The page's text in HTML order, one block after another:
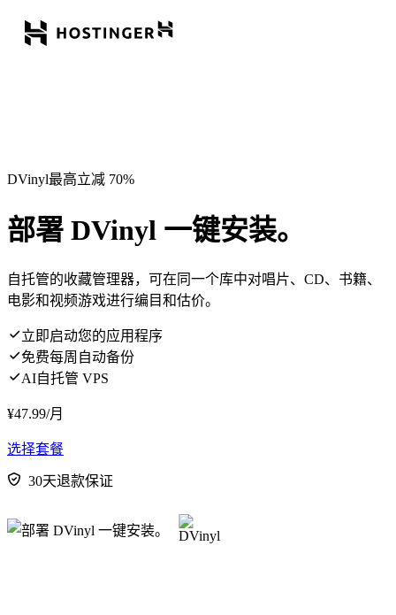
DVinyl最高立减 70%
部署 DVinyl 一键安装。
自托管的收藏管理器，可在同一个库中对唱片、CD、书籍、
电影和视频游戏进行编目和估价。
立即启动您的应用程序
免费每周自动备份
AI自托管 VPS
¥47.99/月
选择套餐
30天退款保证